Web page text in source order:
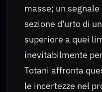
masse; un
sezione d'urto di
superiore a quei
inevitabilmente
Totani affronta
le incertezze nel